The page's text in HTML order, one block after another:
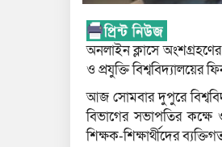
অনলাইন ক্লাসে
ও প্রযুক্তি বিশ্ববিদ্যালয়ের
আজ সোমবার দুপুরে
বিভাগের সভাপতির কক্ষে
শিক্ষক-শিক্ষার্থীদের